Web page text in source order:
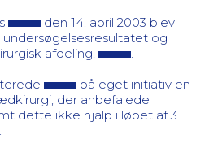
den 14. april 2003 blev
og
afdeling,
på eget initiativ en
der anbefalede
dette ikke hjalp i løbet af 3